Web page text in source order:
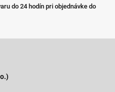
do 24 hodín pri objednávke do